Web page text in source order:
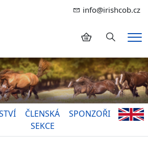
info@irishcob.cz
Hledání
ČLENSKÁ
SEKCE
SPONZOŘI